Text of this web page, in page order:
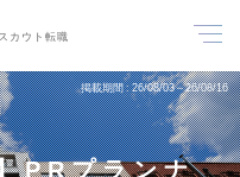
カウト転職
掲載期間 26/08/03～26/08/16
PRプランナ